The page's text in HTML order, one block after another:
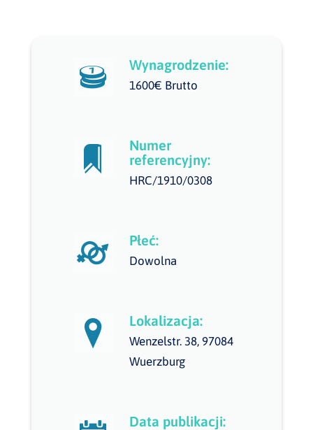
Wynagrodzenie:
1600€ Brutto
Numer
referencyjny:
HRC/1910/0308
Płeć:
Dowolna
Lokalizacja:
Wenzelstr. 38, 97084
Wuerzburg
Data publikacji: